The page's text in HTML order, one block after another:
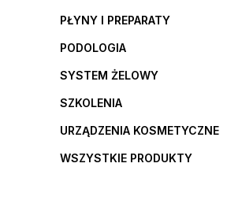
PŁYNY I PREPARATY
PODOLOGIA
SYSTEM ŻELOWY
SZKOLENIA
URZĄDZENIA KOSMETYCZNE
WSZYSTKIE PRODUKTY